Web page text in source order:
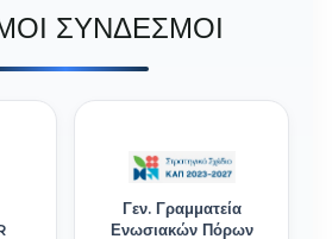
ΣΥΝΔΕΣΜΟΙ
Γεν. Γραμματεία
Ενωσιακών Πόρων